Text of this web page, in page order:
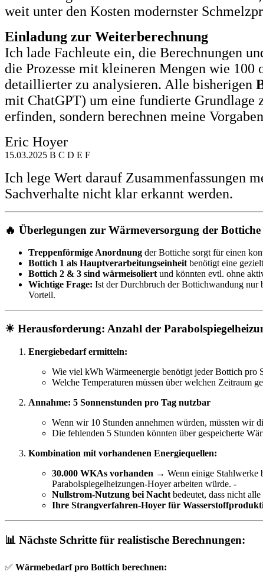
weit unter den Kosten modernster
Einladung zur Weiterberechnung
Ich lade Fachleute ein, die Berechnungen
die Prozesse mit kleineren Mengen wie
detaillierter zu analysieren. Alle bisherigen
mit ChatGPT) um eine fundierte Grundlage
erfinden, sondern berechnen meine
Eric Hoyer
15.03.2025 B C D E F
Ich lege Wert darauf Zusammenfassungen
Sachverhalte nicht klar erkannt werden.
🔥 Überlegungen zur Wärmeversorgung der Bottiche
Treppenförmige Anordnung der Bottiche sorgt für einen
Bottich 1 als Hauptverarbeitungseinheit benötigt eine
Bottich 2 & 3 sind wärmeisoliert und könnten evtl. ohne
Wichtige Frage: Ist der Durchbruch der Bottichwandung nur
Vorteil.
☀ Herausforderung: Anzahl der
Energiebedarf ermitteln:
Wie viel kWh Wärmeenergie benötigt jeder Bottich pro
Welche Temperaturen müssen über welchen Zeitraum
Annahme: 5 Sonnenstunden pro Tag nutzbar
Wenn wir 10 Stunden annehmen würden, müssten wir
Die fehlenden 5 Stunden könnten über gespeicherte
Kombination mit vorhandenen Energiequellen:
30.000 WKAs vorhanden → Wenn einige Stahlwerke
Parabolspiegelheizungen-Hoyer arbeiten würde. -
Nullstrom-Nutzung bei Nacht bedeutet, dass nicht
Ihre Strangverfahren-Hoyer für
📊 Nächste Schritte für realistische Berechnungen:
✅ Wärmebedarf pro Bottich berechnen: